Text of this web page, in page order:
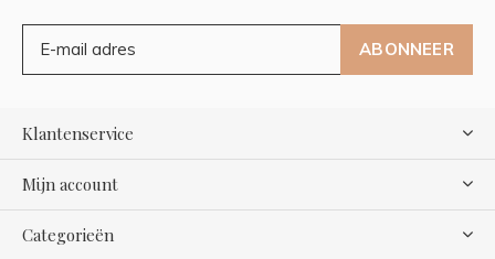
ABONNEER
Klantenservice
Mijn account
Categorieën